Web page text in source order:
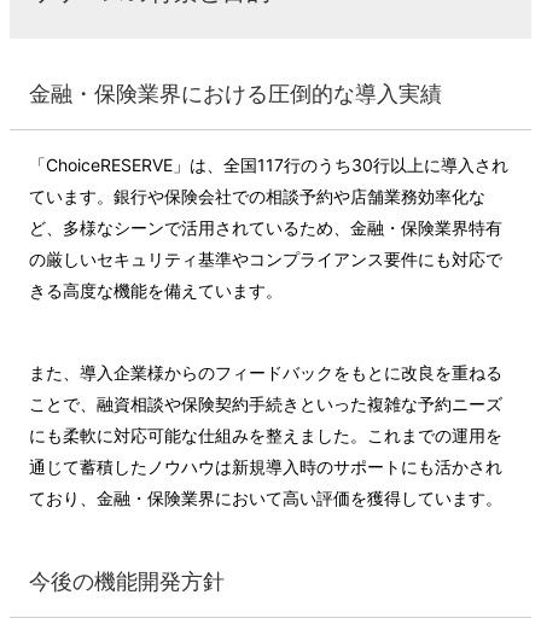
金融・保険業界における圧倒的な導入実績
「ChoiceRESERVE」は、全国117行のうち30行以上に導入され
ています。銀行や保険会社での相談予約や店舗業務効率化な
ど、多様なシーンで活用されているため、金融・保険業界特有
の厳しいセキュリティ基準やコンプライアンス要件にも対応で
きる高度な機能を備えています。
また、導入企業様からのフィードバックをもとに改良を重ねる
ことで、融資相談や保険契約手続きといった複雑な予約ニーズ
にも柔軟に対応可能な仕組みを整えました。これまでの運用を
通じて蓄積したノウハウは新規導入時のサポートにも活かされ
ており、金融・保険業界において高い評価を獲得しています。
今後の機能開発方針